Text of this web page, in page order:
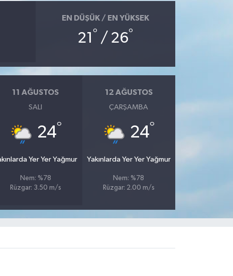
EN DÜŞÜK / EN YÜKSEK
21 ° / 26°
11 AĞUSTOS
SALI
24°
Yer Yer Yağmur
Nem: %78
Rüzgar: 3.50 m/s
12 AĞUSTOS
ÇARŞAMBA
24°
Yakınlarda Yer Yer Yağmur
Nem: %78
Rüzgar: 2.00 m/s